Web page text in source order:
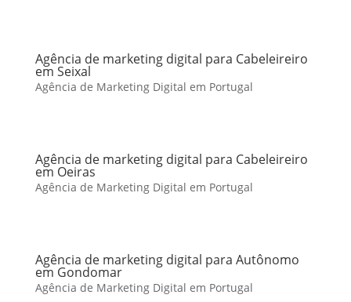
Agência de marketing digital para Cabeleireiro
em Seixal
Agência de Marketing Digital em Portugal
Agência de marketing digital para Cabeleireiro
em Oeiras
Agência de Marketing Digital em Portugal
Agência de marketing digital para Autônomo
em Gondomar
Agência de Marketing Digital em Portugal